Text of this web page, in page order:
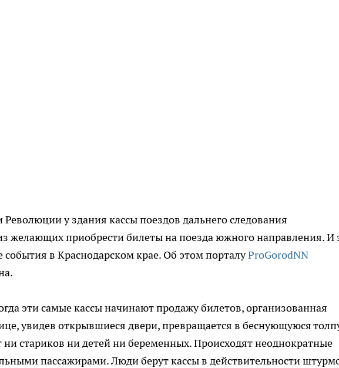
у здания кассы поездов дальнего следования
желающих приобрести билеты на поезда южного направления. И
события в Краснодарском крае. Об этом порталуProGorodNN
эти самые кассы начинают продажу билетов, организованная
увидев открывшиеся двери, превращается в беснующуюся
ни стариков ни детей ни беременных. Происходят неоднократные
пассажирами. Люди берут кассы в действительности